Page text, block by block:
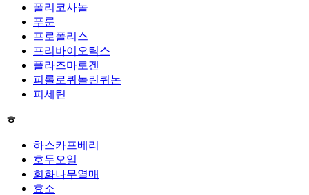
폴리코사놀
푸룬
프로폴리스
프리바이오틱스
플라즈마로겐
피롤로퀴놀린퀴논
피세틴
ㅎ
하스카프베리
호두오일
회화나무열매
효소